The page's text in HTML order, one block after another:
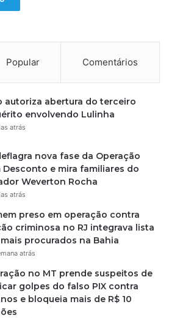
Popular Comentários
autoriza abertura do terceiro
envolvendo Lulinha
atrás
nova fase da Operação
Desconto e mira familiares do
Weverton Rocha
atrás
preso em operação contra
criminosa no RJ integrava lista
procurados na Bahia
atrás
no MT prende suspeitos de
golpes do falso PIX contra
e bloqueia mais de R$ 10